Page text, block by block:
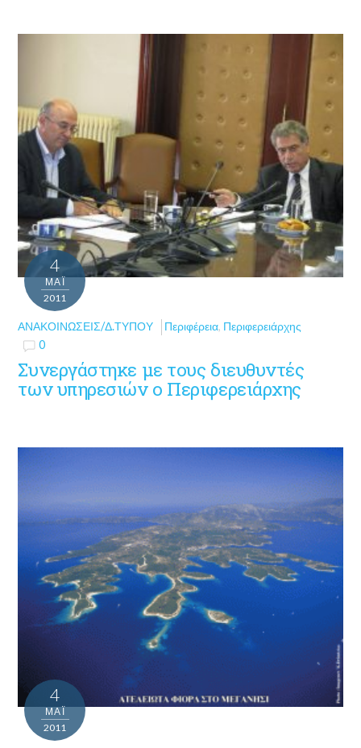
4
ΜΑΪ́
2011
ΑΝΑΚΟΙΝΏΣΕΙΣ/Δ.ΤΎΠΟΥ Περιφέρεια, Περιφερειάρχης
0
Συνεργάστηκε με τους διευθυντές
4
ΜΑΪ́
2011